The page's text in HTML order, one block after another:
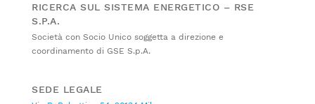
RICERCA SUL SISTEMA ENERGETICO – RSE
S.P.A.
Società con Socio Unico soggetta a direzione e
coordinamento di GSE S.p.A.
SEDE LEGALE